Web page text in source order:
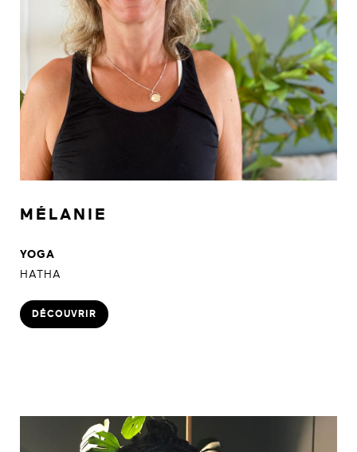
MÉLANIE
YOGA
HATHA
DÉCOUVRIR